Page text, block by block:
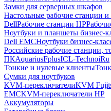
Замки для серверных шкафов
Настольные рабочие станции
DellРабочие станции HP
Ноутбуки и планшеты бизнес-
Dell EMCНоутбуки бизнес-
Российские рабочие станции,
ПКAquariusFplusICL-TechnoiRu
Тонкие и нулевые клиенты
Сумки для ноутбуков
KVM-переключателиKVM
EMCKVM-переключатели HP
Аккумуляторы